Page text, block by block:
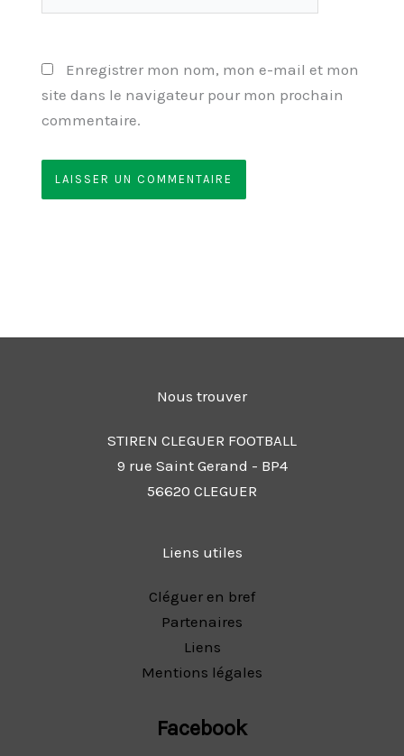
Enregistrer mon nom, mon e-mail et mon
site dans le navigateur pour mon prochain
commentaire.
Nous trouver
STIREN CLEGUER FOOTBALL
9 rue Saint Gerand - BP4
56620 CLEGUER
Liens utiles
Cléguer en bref
Partenaires
Liens
Mentions légales
Facebook